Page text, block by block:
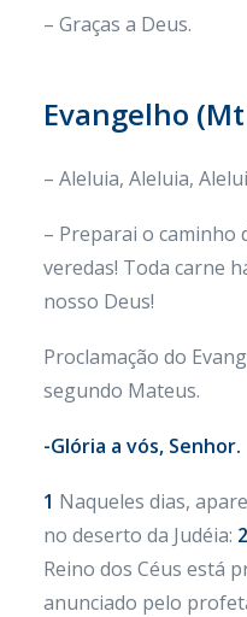
– Graças a Deus.
Evangelho (
– Aleluia, Aleluia,
– Preparai o caminho
veredas! Toda carne
nosso Deus!
Proclamação do
segundo Mateus.
-Glória a vós, Senhor.
1 Naqueles dias,
no deserto da Judéia: 2
Reino dos Céus está
anunciado pelo